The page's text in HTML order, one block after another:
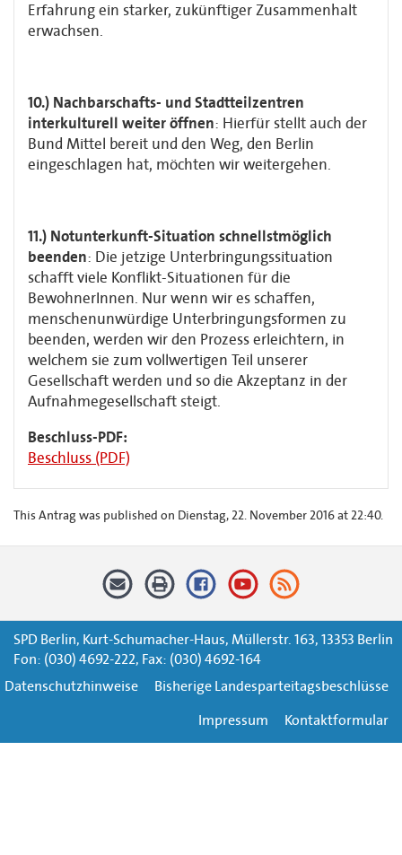
Erfahrung ein starker, zukünftiger Zusammenhalt
erwachsen.
10.) Nachbarschafts- und Stadtteilzentren
interkulturell weiter öffnen: Hierfür stellt auch der
Bund Mittel bereit und den Weg, den Berlin
eingeschlagen hat, möchten wir weitergehen.
11.) Notunterkunft-Situation schnellstmöglich
beenden: Die jetzige Unterbringungssituation
schafft viele Konflikt-Situationen für die
BewohnerInnen. Nur wenn wir es schaffen,
menschenunwürdige Unterbringungsformen zu
beenden, werden wir den Prozess erleichtern, in
welchem sie zum vollwertigen Teil unserer
Gesellschaft werden und so die Akzeptanz in der
Aufnahmegesellschaft steigt.
Beschluss-PDF:
Beschluss (PDF)
This Antrag was published on Dienstag, 22. November 2016 at 22:40.
SPD Berlin, Kurt-Schumacher-Haus, Müllerstr. 163, 13353 Berlin
Fon: (030) 4692-222, Fax: (030) 4692-164
Datenschutzhinweise
Bisherige Landesparteitagsbeschlüsse
Impressum
Kontaktformular